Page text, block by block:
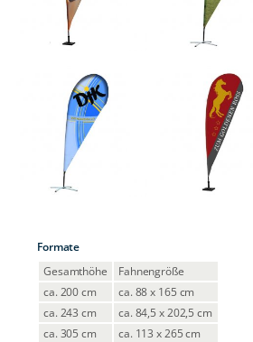
Formate
Gesamthöhe
Fahnengröße
ca. 200 cm
ca. 88 x 165 cm
ca. 243 cm
ca. 84,5 x 202,5 cm
ca. 305 cm
ca. 113 x 265 cm